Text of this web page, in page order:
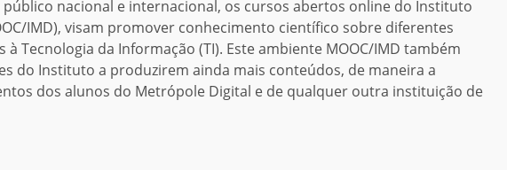
nacional e internacional, os cursos abertos online do Instituto
IMD), visam promover conhecimento científico sobre diferentes
Tecnologia da Informação (TI). Este ambiente MOOC/IMD também
do Instituto a produzirem ainda mais conteúdos, de maneira a
dos alunos do Metrópole Digital e de qualquer outra instituição de